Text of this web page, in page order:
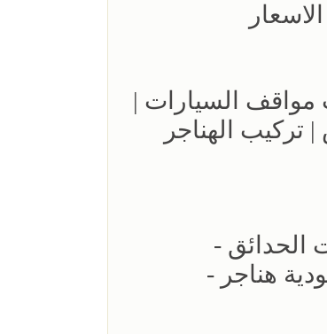
والسواتر | 0535553929 | مظلات مواقف السيارات |
الهناجر
الحدائق -
هناجر -